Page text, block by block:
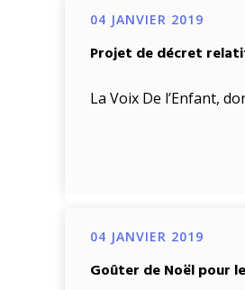
04 JANVIER 2019
Projet de décret
La Voix De l’Enfant,
04 JANVIER 2019
Goûter de Noël pour